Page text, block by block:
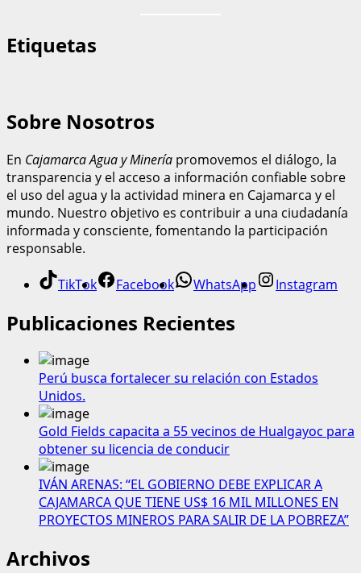
Etiquetas
Sobre Nosotros
En Cajamarca Agua y Minería promovemos el diálogo, la
transparencia y el acceso a información confiable sobre
el uso del agua y la actividad minera en Cajamarca y el
mundo. Nuestro objetivo es contribuir a una ciudadanía
informada y consciente, fomentando la participación
responsable.
TikTok Facebook WhatsApp Instagram
Publicaciones Recientes
Perú busca fortalecer su relación con Estados
Unidos.
Gold Fields capacita a 55 vecinos de Hualgayoc para
obtener su licencia de conducir
IVÁN ARENAS: “EL GOBIERNO DEBE EXPLICAR A
CAJAMARCA QUE TIENE US$ 16 MIL MILLONES EN
PROYECTOS MINEROS PARA SALIR DE LA POBREZA”
Archivos